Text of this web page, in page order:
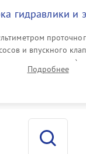
гидравлики и
и впускного
уровня воды),
и электронного
Подробнее